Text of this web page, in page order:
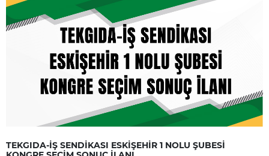
TEKGIDA-İŞ SENDİKASI ESKİŞEHİR 1 NOLU ŞUBESİ